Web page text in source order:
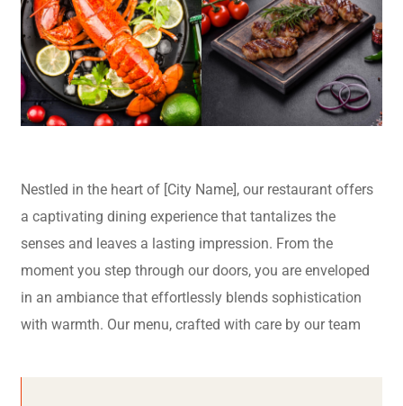
Nestled in the heart of [City Name], our restaurant offers
a captivating dining experience that tantalizes the
senses and leaves a lasting impression. From the
moment you step through our doors, you are enveloped
in an ambiance that effortlessly blends sophistication
with warmth. Our menu, crafted with care by our team